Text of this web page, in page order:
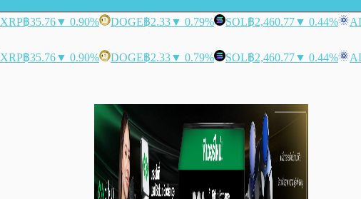
XRP฿35.76▼ 0.90% DOGE฿2.33▼ 0.79% SOL฿2,460.77▼ 0.44%
XRP฿35.76▼ 0.90% DOGE฿2.33▼ 0.79% SOL฿2,460.77▼ 0.44%